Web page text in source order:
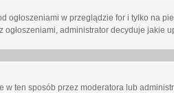
ogłoszeniami w przeglądzie for i tylko na
ogłoszeniami, administrator decyduje
w ten sposób przez moderatora lub